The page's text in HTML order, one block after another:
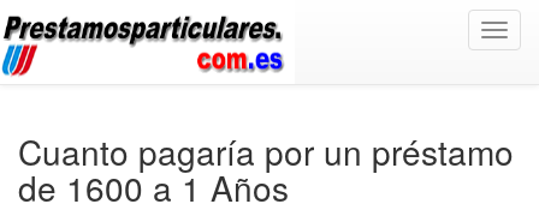
Cuanto pagaría por un préstamo
de 1600 a 1 Años